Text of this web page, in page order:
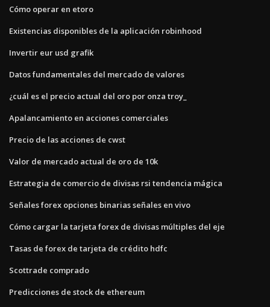
Cómo operar en etoro
Existencias disponibles de la aplicación robinhood
Invertir eur usd grafik
Datos fundamentales del mercado de valores
¿cuál es el precio actual del oro por onza troy_
Apalancamiento en acciones comerciales
Precio de las acciones de cwst
Valor de mercado actual de oro de 10k
Estrategia de comercio de divisas rsi tendencia mágica
Señales forex opciones binarias señales en vivo
Cómo cargar la tarjeta forex de divisas múltiples del eje
Tasas de forex de tarjeta de crédito hdfc
Scottrade comprado
Predicciones de stock de ethereum